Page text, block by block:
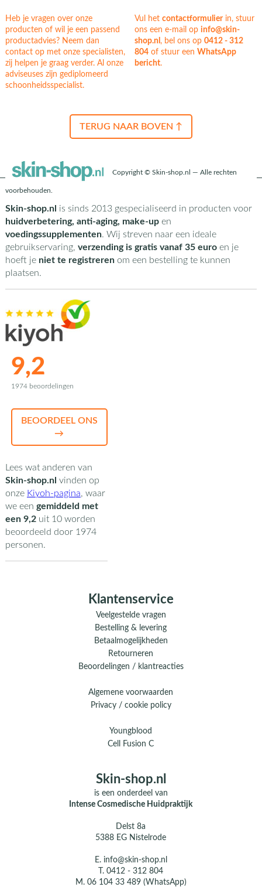
Heb je vragen over onze
producten of wil je een passend
productadvies? Neem dan
contact op met onze specialisten,
zij helpen je graag verder. Al onze
adviseuses zijn gediplomeerd
schoonheidsspecialist.
Vul hetcontactformulierin, stuur
ons een e-mail opinfo@skin-
shop.nl , bel ons op0412 - 312
804 of stuur eenWhatsApp
bericht.
TERUG NAAR BOVEN ↑
Copyright © Skin-shop.nl — Alle rechten
voorbehouden.
Skin-shop.nl is sinds 2013 gespecialiseerd in producten voor
huidverbetering, anti-aging, make-upen
voedingssupplementen. Wij streven naar een ideale
gebruikservaring, verzending is gratis vanaf 35 euroen je
hoeft je niet te registrerenom een bestelling te kunnen
plaatsen.
9,2
1974 beoordelingen
BEOORDEEL ONS
→
Lees wat anderen van
Skin-shop.nl vinden op
onze Kiyoh-pagina, waar
we een gemiddeld met
een 9,2uit 10worden
beoordeeld door 1974
personen.
Klantenservice
Veelgestelde vragen
Bestelling & levering
Betaalmogelijkheden
Retourneren
Beoordelingen / klantreacties
Algemene voorwaarden
Privacy / cookie policy
Youngblood
Cell Fusion C
Skin-shop.nl
is een onderdeel van
Intense Cosmedische Huidpraktijk
Delst 8a
5388 EG Nistelrode
E. info@skin-shop.nl
T.0412 - 312 804
M. 06 104 33 489 (WhatsApp)